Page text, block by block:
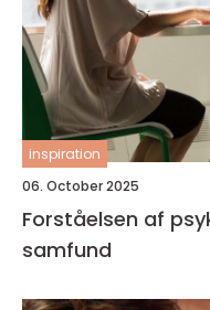
inspiration
06. October 2025
Forståelsen af
samfund